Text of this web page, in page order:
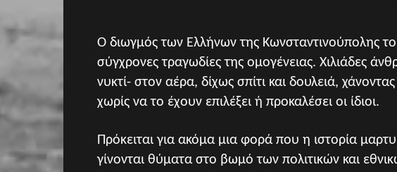
Ο διωγμός των Ελλήνων της Κωνσταντινούπολης
σύγχρονες τραγωδίες της ομογένειας. Χιλιάδες
νυκτί- στον αέρα, δίχως σπίτι και δουλειά,
χωρίς να το έχουν επιλέξει ή προκαλέσει οι ίδιοι.
Πρόκειται για ακόμα μια φορά που η ιστορία
γίνονται θύματα στο βωμό των πολιτικών και